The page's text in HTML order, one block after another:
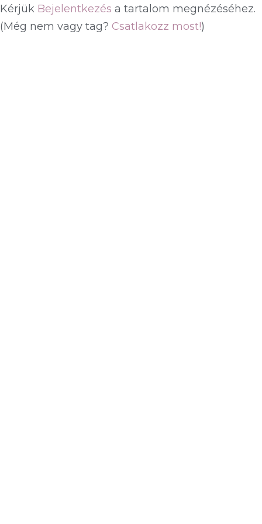
Kérjük Bejelentkezés a tartalom megnézéséhez.
(Még nem vagy tag? Csatlakozz most!)